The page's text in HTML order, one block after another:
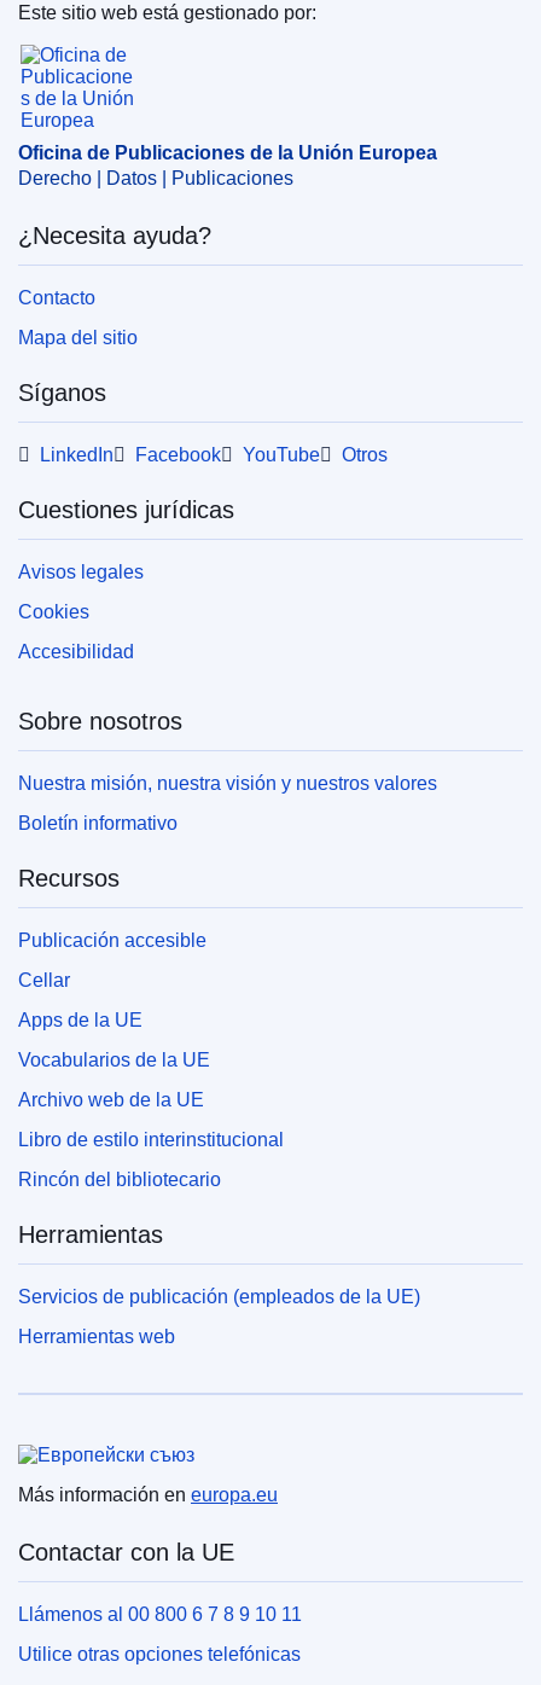
IMMC : ST 7002 2025 INIT
Oficina de Publicaciones de la Unión Europea
Este sitio web está gestionado por:
Oficina de Publicaciones de la Unión Europea
Derecho | Datos | Publicaciones
¿Necesita ayuda?
Contacto
Mapa del sitio
Síganos
LinkedIn Facebook YouTube Otros
Cuestiones jurídicas
Avisos legales
Cookies
Accesibilidad
Sobre nosotros
Nuestra misión, nuestra visión y nuestros valores
Boletín informativo
Recursos
Publicación accesible
Cellar
Apps de la UE
Vocabularios de la UE
Archivo web de la UE
Libro de estilo interinstitucional
Rincón del bibliotecario
Herramientas
Servicios de publicación (empleados de la UE)
Herramientas web
Más información en europa.eu
Contactar con la UE
Llámenos al 00 800 6 7 8 9 10 11
Utilice otras opciones telefónicas